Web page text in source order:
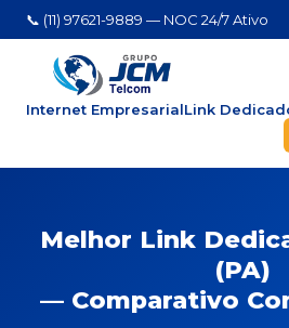
📞 (11) 97621-9889 — NOC 24/7 Ativo
Internet EmpresarialLink
Melhor Link
(PA)
— Comparativo